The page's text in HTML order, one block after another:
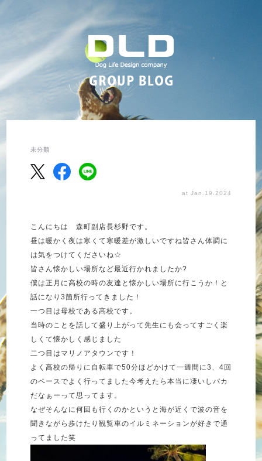
未分類
at Jan.19.2024
こんにちは 森町副店長杉野です。
昼は暖かく夜は寒くて寒暖差が激しいですね皆さん体調に
は気をつけてくださいね☆
皆さん懐かしい場所など最近行かれましたか?
僕は正月に高校の時の友達と懐かしい場所に行こうか！と
話になり3箇所行ってきました！
一つ目は母校である高校です。
当時のことを話して盛り上がって先生にも会ってすごく楽
しくて懐かしく感じました
二つ目はマリノアタウンです！
よく高校の帰りに自転車で50分ほどかけて一週間に3、4回
のペースでよく行ってました今考えたら本当に凄いしバカ
だなぁーって思ってます。
なぜそんなに何回も行くのかというと海が近くで波の音を
聞きながら歩けたり観覧車のイルミネーションが好きで通
ってました笑